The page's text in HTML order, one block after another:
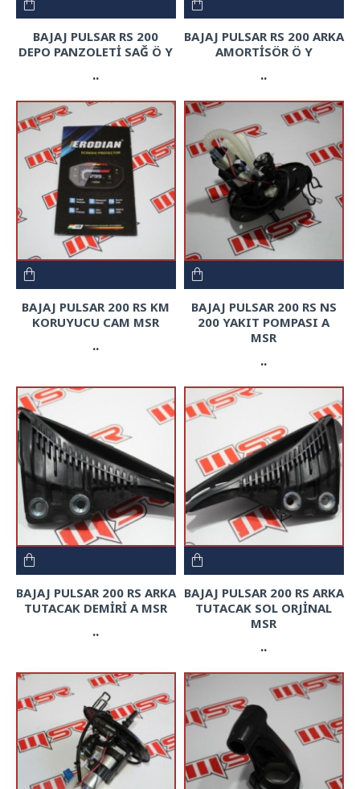
BAJAJ PULSAR RS 200
DEPO PANZOLETİ SAĞ Ö Y
..
BAJAJ PULSAR RS 200 ARKA
AMORTİSÖR Ö Y
..
BAJAJ PULSAR 200 RS KM
KORUYUCU CAM MSR
..
BAJAJ PULSAR 200 RS NS
200 YAKIT POMPASI A
MSR
..
BAJAJ PULSAR 200 RS ARKA
TUTACAK DEMİRİ A MSR
..
BAJAJ PULSAR 200 RS ARKA
TUTACAK SOL ORJİNAL
MSR
..